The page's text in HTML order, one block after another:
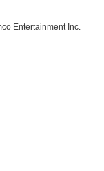
Entertainment Inc.